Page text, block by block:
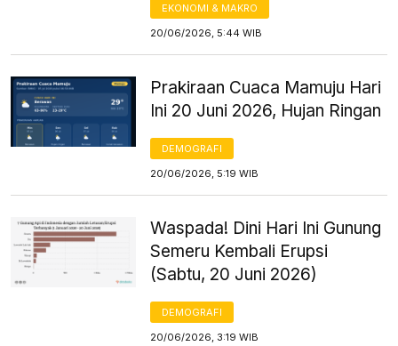
EKONOMI & MAKRO
20/06/2026, 5:44 WIB
Prakiraan Cuaca Mamuju Hari
Ini 20 Juni 2026, Hujan Ringan
DEMOGRAFI
20/06/2026, 5:19 WIB
Waspada! Dini Hari Ini Gunung
Semeru Kembali Erupsi
(Sabtu, 20 Juni 2026)
DEMOGRAFI
20/06/2026, 3:19 WIB